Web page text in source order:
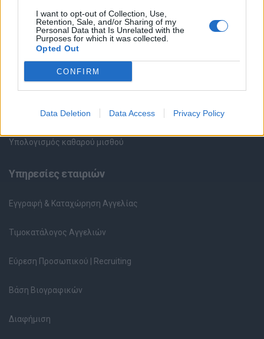
I want to opt-out of Collection, Use,
Retention, Sale, and/or Sharing of my
Personal Data that Is Unrelated with the
Purposes for which it was collected.
Opted Out
CONFIRM
Data Deletion Data Access Privacy Policy
Συμβουλές Καριέρας
HR corner
Περιγραφές Θέσεων Εργασίας
Ερωτήσεις συνεντεύξεων
Υπολογισμός καθαρού μισθού
Υπηρεσίες εταιριών
Εγγραφή & Καταχώρηση Αγγελίας
Τιμοκατάλογος Αγγελιών
Εύρεση Προσωπικού | Recruiting
Βάση Βιογραφικών
Διαφήμιση